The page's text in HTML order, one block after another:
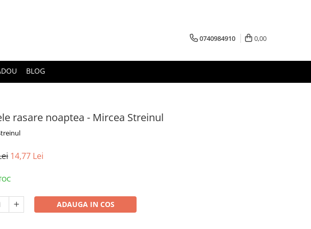
0740984910 0,00
BLOG
rasare noaptea - Mircea Streinul
14,77 Lei
ADAUGA IN COS